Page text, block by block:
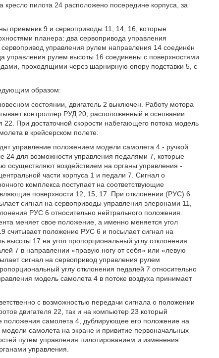
пилота 24 расположено посередине корпуса, за
приемник 9 и сервоприводы 11, 14, 16, которые
планера: два сервопривода управления
управления рулем направления 14 соединён
рулем высоты 16 соединены с поверхностями
проходящими через шарнирную опору подставки 5, с
образом:
состоянии, двигатель 2 выключен. Работу мотора
контроллер РУД 20, расположенный в основании
22. При достаточной скорости набегающего потока модель
в крейсерском полете.
управление положением модели самолета 4 - ручкой
24 для возможности управления педалями 7, которые
осуществляют воздействием на органы управления -
части корпуса 1 и педали 7. Сигнал о
комплекса поступает на соответствующие
поверхности 12, 15, 17. При отклонении (РУС) 6
сигнал на сервоприводы управления элеронами 11,
РУС 6 относительно нейтрального положения.
меняет свое положение, а именно меняется угол
считывает положение РУС 6 и посылает сигнал на
17 на угол пропорциональный углу отклонения
7 в направлении «правую ногу от себя» или «левую
сигнал на сервопривод управления рулем
углу отклонения педалей 7 относительно
модель самолета 4 в потоке воздуха принимает
с возможностью передачи сигнала о положении
двигателя 22, так и на компьютер 23 который
положения самолета 4, дублирующее его положение на
самолета на экране и привитие первоначальных
путем управления пилотированием и изменения
управления.